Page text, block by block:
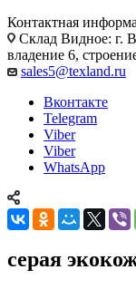
Контактная
Склад Видное: г.
владение 6,
sales5@texland.ru
Вконтакте
Telegram
Viber
Viber
WhatsApp
серая